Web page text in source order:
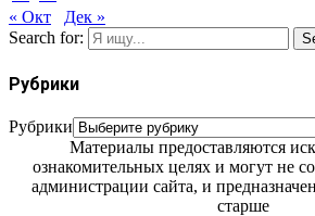
« Окт
Дек »
Search for:
Рубрики
Рубрики
Материалы предоставляются
ознакомительных целях и могут не
администрации сайта, и
старше